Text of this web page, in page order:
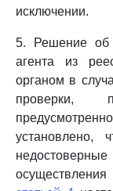
исключении.
5. Решение об
агента из
органом в
проверки,
установлено,
осуществления